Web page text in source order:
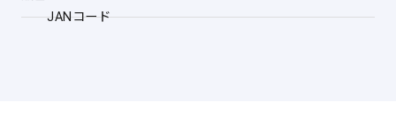
JANコード